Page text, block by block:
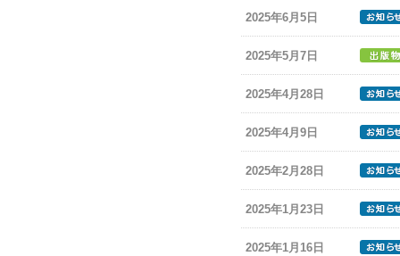
2025年6月5日
2025年5月7日
2025年4月28日
2025年4月9日
2025年2月28日
2025年1月23日
2025年1月16日